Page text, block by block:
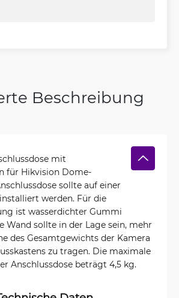
Beschreibung
mit
für Hikvision Dome-
sollte auf einer
werden. Für die
ist wasserdichter Gummi
Wand sollte in der Lage sein, mehr
des Gesamtgewichts der Kamera
zu tragen. Die maximale
Anschlussdose beträgt 4,5 kg.